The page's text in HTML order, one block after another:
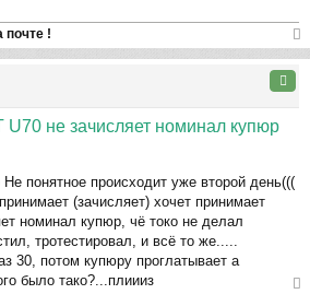
почте !
ер
ну
ть
ча
не зачисляет номинал купюр
понятное происходит уже второй день(((
(зачисляет) хочет принимает
номинал купюр, чё токо не делал
тротестировал, и всё то же.....
30, потом купюру проглатывает а
было тако?...плиииз